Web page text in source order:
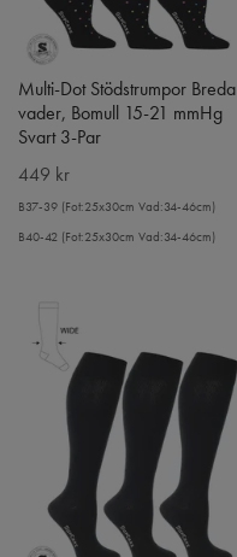
Multi-Dot Stödstrumpor Breda
vader, Bomull 15-21 mmHg
Svart 3-Par
449 kr
B37-39 (Fot:25x30cm Vad:34-46cm)
B40-42 (Fot:25x30cm Vad:34-46cm)